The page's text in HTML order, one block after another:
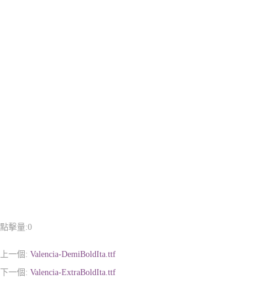
點擊量:0
上一個: Valencia-DemiBoldIta.ttf
下一個: Valencia-ExtraBoldIta.ttf